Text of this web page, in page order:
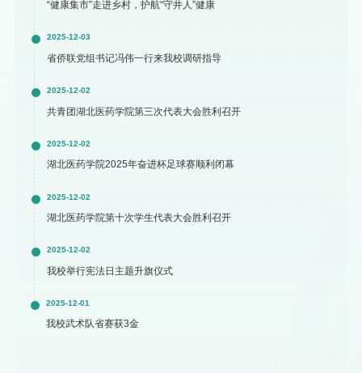
“健康集市”走进乡村，护航“守井人”健康
2025-12-03
省侨联党组书记冯伟一行来我校调研指导
2025-12-02
共青团湖北医药学院第三次代表大会胜利召开
2025-12-02
湖北医药学院2025年奋进杯足球赛顺利闭幕
2025-12-02
湖北医药学院第十次学生代表大会胜利召开
2025-12-02
我校举行宪法日主题升旗仪式
2025-12-01
我校武术队省赛获3金